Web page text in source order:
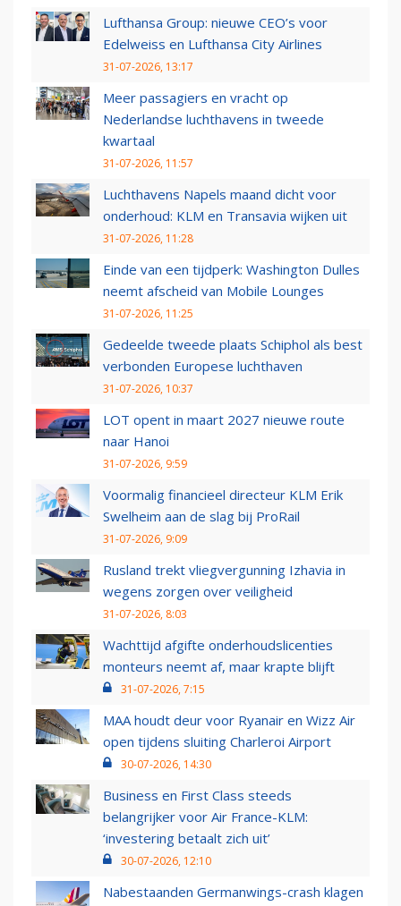
Lufthansa Group: nieuwe CEO’s voor
Edelweiss en Lufthansa City Airlines
31-07-2026, 13:17
Meer passagiers en vracht op
Nederlandse luchthavens in tweede
kwartaal
31-07-2026, 11:57
Luchthavens Napels maand dicht voor
onderhoud: KLM en Transavia wijken uit
31-07-2026, 11:28
Einde van een tijdperk: Washington Dulles
neemt afscheid van Mobile Lounges
31-07-2026, 11:25
Gedeelde tweede plaats Schiphol als best
verbonden Europese luchthaven
31-07-2026, 10:37
LOT opent in maart 2027 nieuwe route
naar Hanoi
31-07-2026, 9:59
Voormalig financieel directeur KLM Erik
Swelheim aan de slag bij ProRail
31-07-2026, 9:09
Rusland trekt vliegvergunning Izhavia in
wegens zorgen over veiligheid
31-07-2026, 8:03
Wachttijd afgifte onderhoudslicenties
monteurs neemt af, maar krapte blijft
31-07-2026, 7:15
MAA houdt deur voor Ryanair en Wizz Air
open tijdens sluiting Charleroi Airport
30-07-2026, 14:30
Business en First Class steeds
belangrijker voor Air France-KLM:
‘investering betaalt zich uit’
30-07-2026, 12:10
Nabestaanden Germanwings-crash klagen